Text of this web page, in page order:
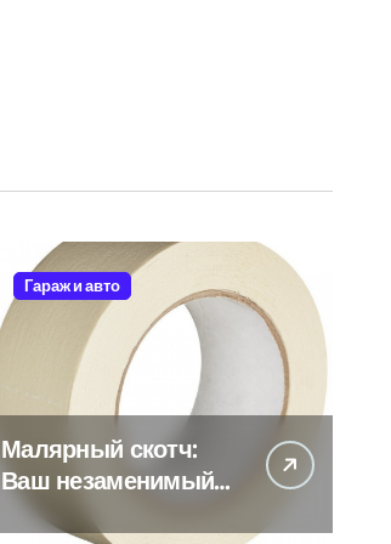
Гараж и авто
Малярный скотч:
Ваш незаменимый
помощник при